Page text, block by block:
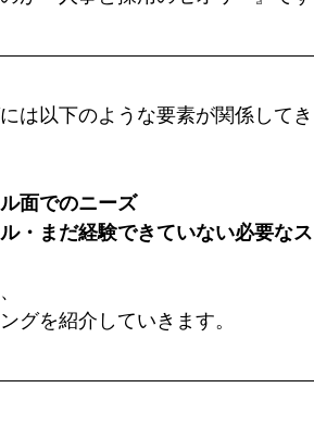
は以下のような要素が関係して
面でのニーズ
・まだ経験できていない必要な
グを紹介していきます。